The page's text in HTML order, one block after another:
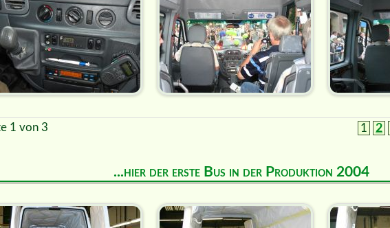
1 von 3 1 2
...hier der erste Bus in der Produktion 2004